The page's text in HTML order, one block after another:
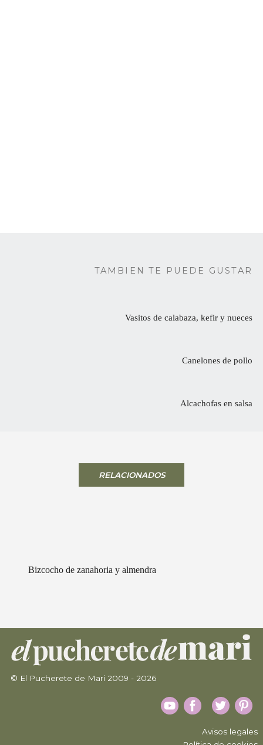
TAMBIEN TE PUEDE GUSTAR
Vasitos de calabaza, kefir y nueces
Canelones de pollo
Alcachofas en salsa
RELACIONADOS
Bizcocho de zanahoria y almendra
© El Pucherete de Mari 2009 - 2026
Avisos legales